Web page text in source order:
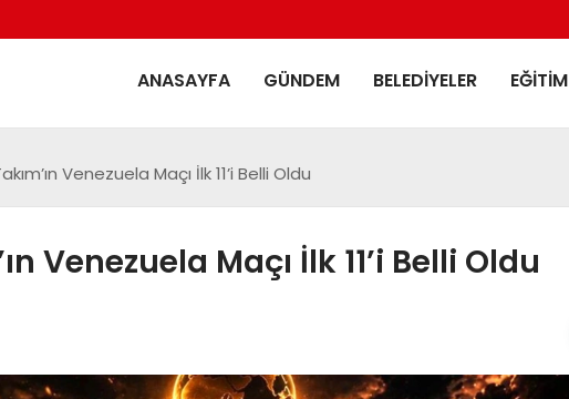
ANASAYFA GÜNDEM BELEDIYELER EĞITIM
Venezuela Maçı İlk 11’i Belli Oldu
Venezuela Maçı İlk 11’i Belli Oldu